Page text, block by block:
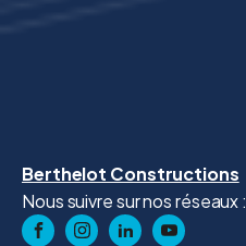
Berthelot Constructions
Nous suivre sur nos réseaux :